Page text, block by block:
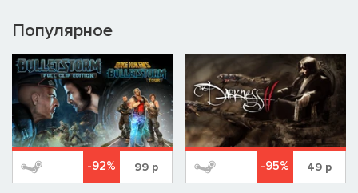
Популярное
-92% 99р -95% 49 р